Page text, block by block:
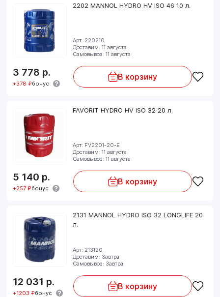
2202 MANNOL HYDRO HV ISO 46 10 л.
Арт: 220210
Доставим: 11 августа
Самовывоз: 11 августа
3 778 р.
+378 ₽бонус
В корзину
FAVORIT HYDRO HV ISO 32 20 л.
Арт: FV2201-20-E
Доставим: 11 августа
Самовывоз: 11 августа
5 140 р.
+257 ₽бонус
В корзину
2131 MANNOL HYDRO ISO 32 LONGLIFE 20
л.
Арт: 213120
Доставим: Завтра
Самовывоз: Завтра
12 031 р.
+1203 ₽бонус
В корзину